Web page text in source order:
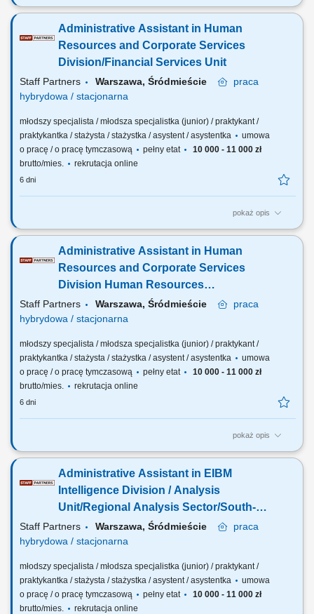
The description of duties is a presented below: Oversee workload
fluctuating demands; Urgent or unexpected changes in workload
minimizing disruptions and maintaining productivity; Perform a range of
administrative tasks, including:...
Administrative Assistant in Human
Resources and Corporate Services
Division/Financial Services Unit
Staff Partners Warszawa, Śródmieście
praca
hybrydowa / stacjonarna
młodszy specjalista / młodsza specjalistka (junior) / praktykant /
praktykantka / stażysta / stażystka / asystent / asystentka
umowa
o pracę / o pracę tymczasową
pełny etat
10 000 - 11 000 zł
brutto/mies.
rekrutacja online
6 dni
pokaż opis
The description of duties is a presented below: To perform
register invoices/claims in ABAC/SUMMA (the agency’s financial
management system) To identify and match invoices with other
documents necessary for payment (Purchase Orders,...
Administrative Assistant in Human
Resources and Corporate Services
Division Human Resources
Unit/Personnel Administration
Sector/Expatriate Services Team
Staff Partners Warszawa, Śródmieście
praca
hybrydowa / stacjonarna
młodszy specjalista / młodsza specjalistka (junior) / praktykant /
praktykantka / stażysta / stażystka / asystent / asystentka
umowa
o pracę / o pracę tymczasową
pełny etat
10 000 - 11 000 zł
brutto/mies.
rekrutacja online
6 dni
pokaż opis
The description of duties is a presented below: Provide support in
administration offices. Verifying, accepting and processing staff’s
applications. Supporting the review of tax refund claims, invoices and
requests for payments....
Administrative Assistant in EIBM
Intelligence Division / Analysis
Unit/Regional Analysis Sector/South-
East Team
Staff Partners Warszawa, Śródmieście
praca
hybrydowa / stacjonarna
młodszy specjalista / młodsza specjalistka (junior) / praktykant /
praktykantka / stażysta / stażystka / asystent / asystentka
umowa
o pracę / o pracę tymczasową
pełny etat
10 000 - 11 000 zł
brutto/mies.
rekrutacja online